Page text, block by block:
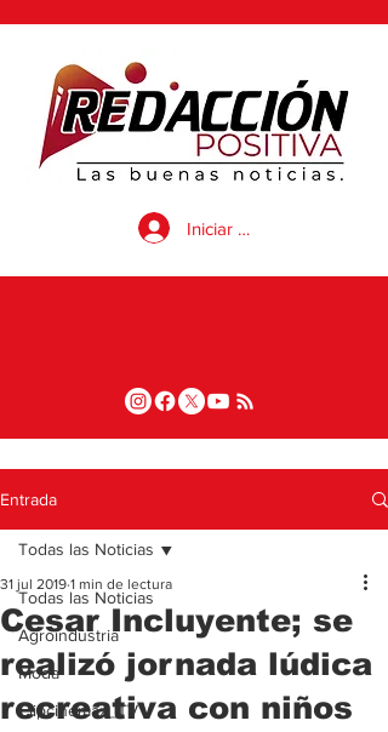
Iniciar sesión
Entrada
Todas las Noticias
Agroindustria
Moda
Clipcinemax_TV
Todas las Noticias
Cesar Incluyente; se
realizó jornada lúdica
recreativa con niños
31 jul 2019 1 min de lectura